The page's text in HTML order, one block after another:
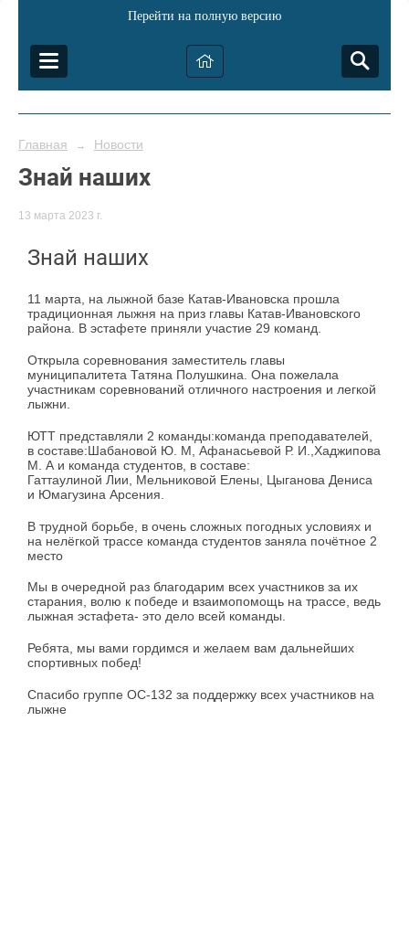
Перейти на полную версию
Главная → Новости
Знай наших
13 марта 2023 г.
Знай наших
11 марта, на лыжной базе Катав-Ивановска прошла
традиционная лыжня на приз главы Катав-Ивановского
района. В эстафете приняли участие 29 команд.
Открыла соревнования заместитель главы
муниципалитета Татяна Полушкина. Она пожелала
участникам соревнований отличного настроения и легкой
лыжни.
ЮТТ представляли 2 команды:команда преподавателей,
в составе:Шабановой Ю. М, Афанасьевой Р. И.,Хаджипова
М. А и команда студентов, в составе:
Гаттаулиной Лии, Мельниковой Елены, Цыганова Дениса
и Юмагузина Арсения.
В трудной борьбе, в очень сложных погодных условиях и
на нелёгкой трассе команда студентов заняла почётное 2
место
Мы в очередной раз благодарим всех участников за их
старания, волю к победе и взаимопомощь на трассе, ведь
лыжная эстафета- это дело всей команды.
Ребята, мы вами гордимся и желаем вам дальнейших
спортивных побед!
Спасибо группе ОС-132 за поддержку всех участников на
лыжне